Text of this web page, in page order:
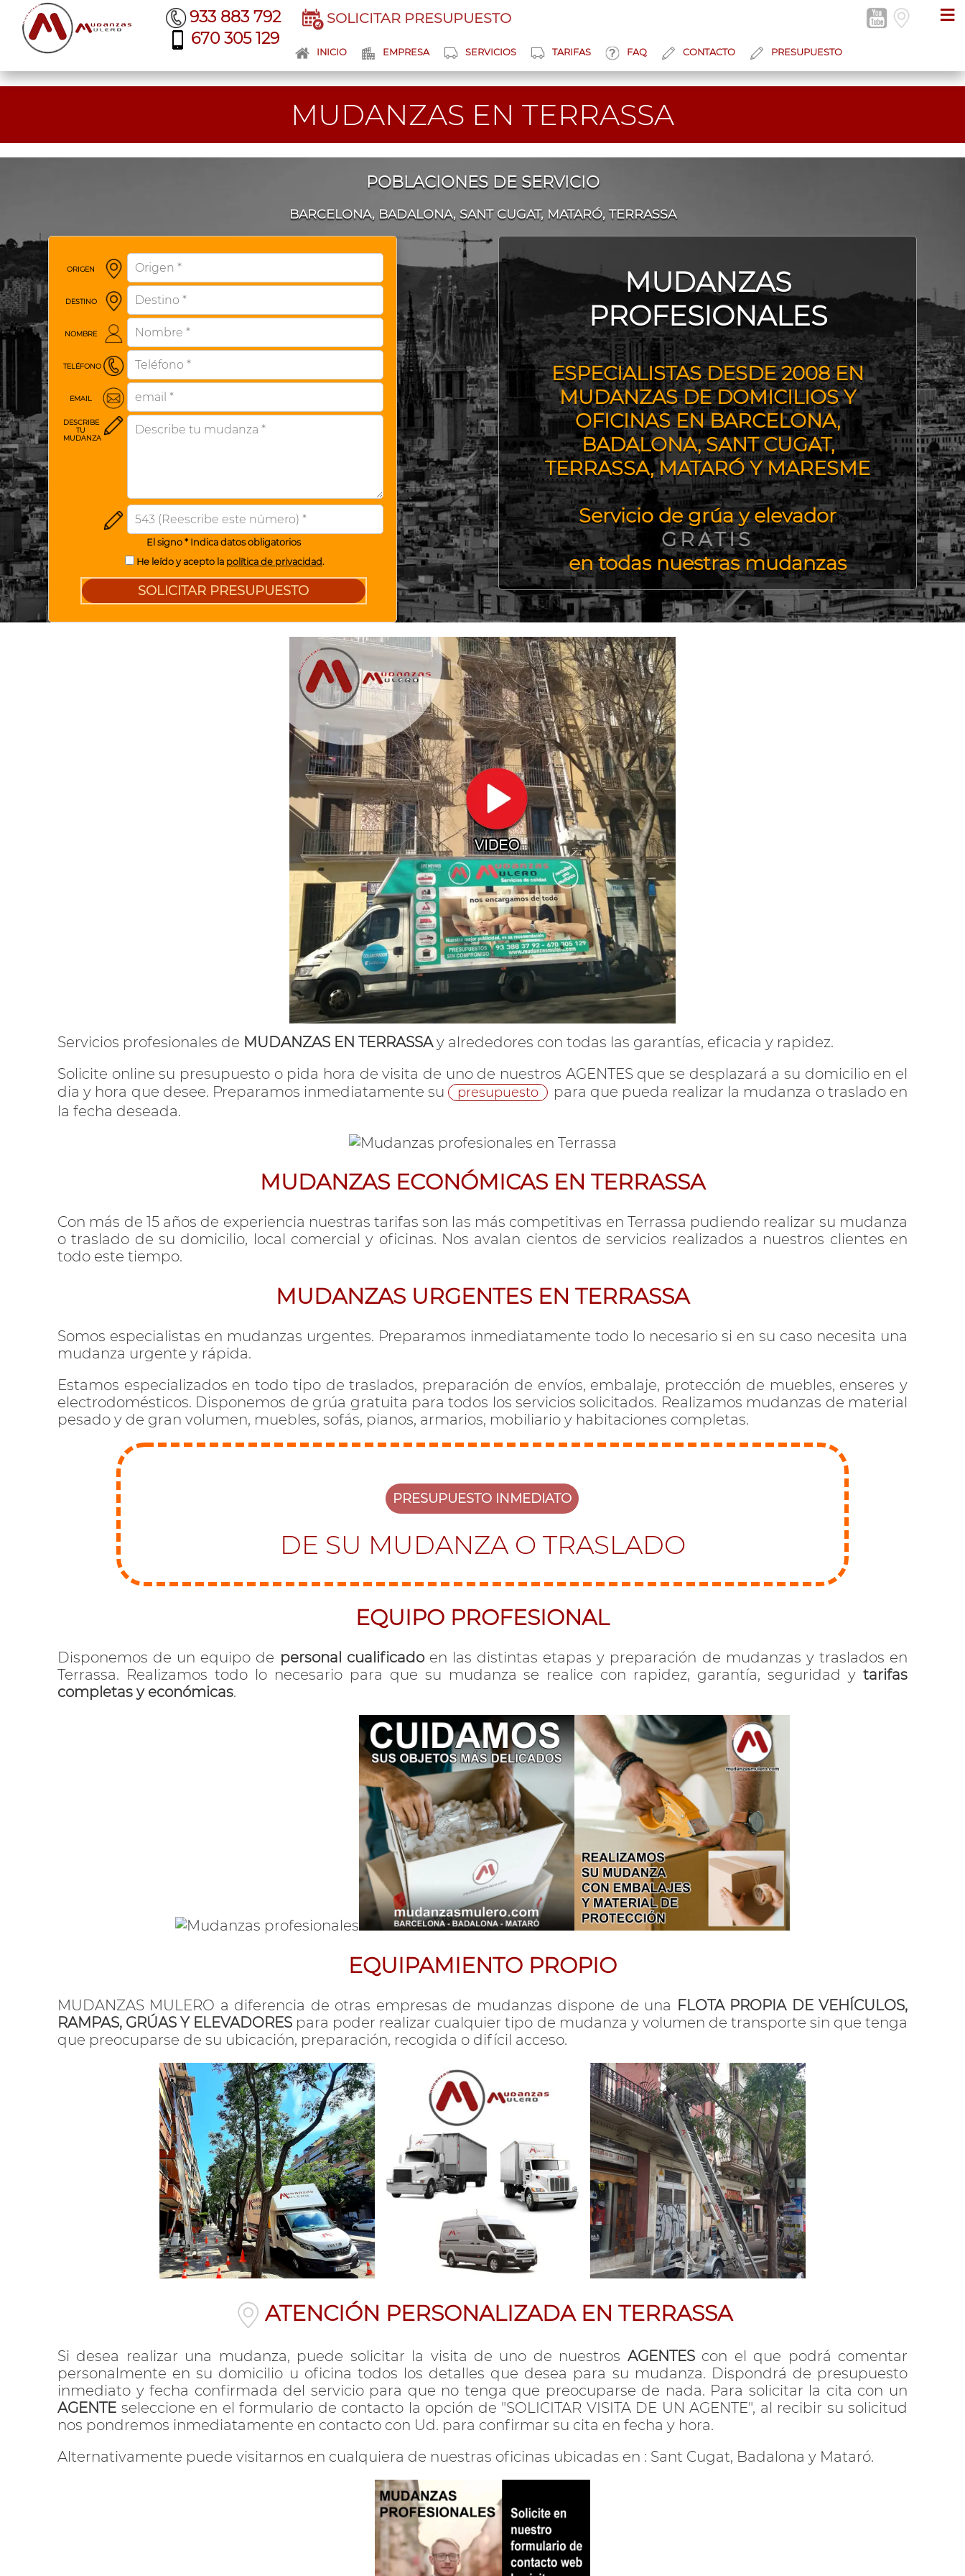
933 883 792
670 305 129
SOLICITAR PRESUPUESTO
INICIO EMPRESA SERVICIOS TARIFAS FAQ CONTACTO PRESUPUESTO
≡
MUDANZAS EN TERRASSA
POBLACIONES DE SERVICIO
BARCELONA, BADALONA, SANT CUGAT, MATARÓ, TERRASSA
ORIGEN
DESTINO
NOMBRE
TELÉFONO
EMAIL
DESCRIBE
TU
MUDANZA
El signo * Indica datos obligatorios
He leído y acepto la política de privacidad.
SOLICITAR PRESUPUESTO
MUDANZAS
PROFESIONALES
ESPECIALISTAS DESDE 2008 EN
MUDANZAS DE DOMICILIOS Y
OFICINAS EN BARCELONA,
BADALONA, SANT CUGAT,
TERRASSA, MATARÓ Y MARESME
Servicio de grúa y elevador
GRATIS
en todas nuestras mudanzas
Servicios profesionales de MUDANZAS EN TERRASSAy alrededores con todas las garantías, eficacia y rapidez.
Solicite online su presupuesto o pida hora de visita de uno de nuestros AGENTES que se desplazará a su domicilio en el
dia y hora que desee. Preparamos inmediatamente su
presupuesto
para que pueda realizar la mudanza o traslado en
la fecha deseada.
MUDANZAS ECONÓMICAS EN TERRASSA
Con más de 15 años de experiencia nuestras tarifas son las más competitivas en Terrassa pudiendo realizar su mudanza
o traslado de su domicilio, local comercial y oficinas. Nos avalan cientos de servicios realizados a nuestros clientes en
todo este tiempo.
MUDANZAS URGENTES EN TERRASSA
Somos especialistas en mudanzas urgentes. Preparamos inmediatamente todo lo necesario si en su caso necesita una
mudanza urgente y rápida.
Estamos especializados en todo tipo de traslados, preparación de envíos, embalaje, protección de muebles, enseres y
electrodomésticos. Disponemos de grúa gratuita para todos los servicios solicitados. Realizamos mudanzas de material
pesado y de gran volumen, muebles, sofás, pianos, armarios, mobiliario y habitaciones completas.
PRESUPUESTO INMEDIATO
DE SU MUDANZA O TRASLADO
EQUIPO PROFESIONAL
Disponemos de un equipo de personal cualificadoen las distintas etapas y preparación de mudanzas y traslados en
Terrassa. Realizamos todo lo necesario para que su mudanza se realice con rapidez, garantía, seguridad y tarifas
completas y económicas.
EQUIPAMIENTO PROPIO
MUDANZAS MULERO a diferencia de otras empresas de mudanzas dispone de una FLOTA PROPIA DE VEHÍCULOS,
RAMPAS, GRÚAS Y ELEVADORES para poder realizar cualquier tipo de mudanza y volumen de transporte sin que tenga
que preocuparse de su ubicación, preparación, recogida o difícil acceso.
ATENCIÓN PERSONALIZADA EN TERRASSA
Si desea realizar una mudanza, puede solicitar la visita de uno de nuestros AGENTEScon el que podrá comentar
personalmente en su domicilio u oficina todos los detalles que desea para su mudanza. Dispondrá de presupuesto
inmediato y fecha confirmada del servicio para que no tenga que preocuparse de nada. Para solicitar la cita con un
AGENTE seleccione en el formulario de contacto la opción de "SOLICITAR VISITA DE UN AGENTE", al recibir su solicitud
nos pondremos inmediatamente en contacto con Ud. para confirmar su cita en fecha y hora.
Alternativamente puede visitarnos en cualquiera de nuestras oficinas ubicadas en : Sant Cugat, Badalona y Mataró.